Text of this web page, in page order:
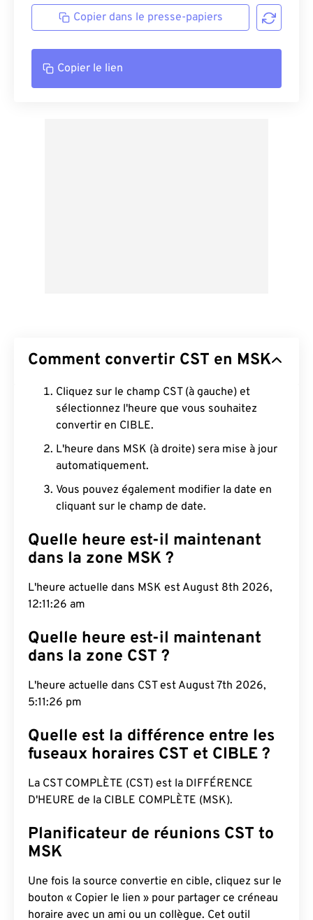
Copier dans le presse-papiers
Copier le lien
Comment convertir CST en MSK
Cliquez sur le champ CST (à gauche) et
sélectionnez l'heure que vous souhaitez
convertir en CIBLE.
L'heure dans MSK (à droite) sera mise à jour
automatiquement.
Vous pouvez également modifier la date en
cliquant sur le champ de date.
Quelle heure est-il maintenant
dans la zone MSK ?
L'heure actuelle dans MSK est August 8th 2026,
12:11:27 am
Quelle heure est-il maintenant
dans la zone CST ?
L'heure actuelle dans CST est August 7th 2026,
5:11:27 pm
Quelle est la différence entre les
fuseaux horaires CST et CIBLE ?
La CST COMPLÈTE (CST) est la DIFFÉRENCE
D'HEURE de la CIBLE COMPLÈTE (MSK).
Planificateur de réunions CST to
MSK
Une fois la source convertie en cible, cliquez sur le
bouton « Copier le lien » pour partager ce créneau
horaire avec un ami ou un collègue. Cet outil